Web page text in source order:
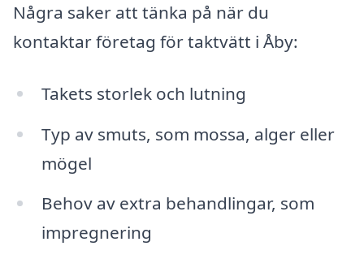
Några saker att tänka på när du
kontaktar företag för taktvätt i Åby:
Takets storlek och lutning
Typ av smuts, som mossa, alger eller
mögel
Behov av extra behandlingar, som
impregnering